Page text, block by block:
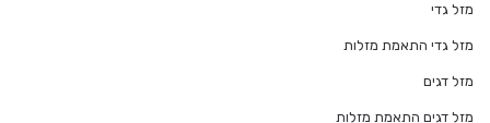
מזל גדי
מזל גדי התאמת מזלות
מזל דגים
מזל דגים התאמת מזלות